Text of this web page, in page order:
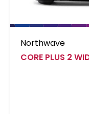
Northwave
CORE PLUS 2